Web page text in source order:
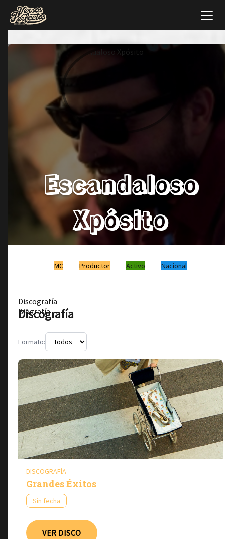
Escandaloso
Xpósito
MC Productor Activo Nacional
Discografía
Biografía
Discografía
Formato:
DISCOGRAFÍA
Grandes Éxitos
Sin fecha
VER DISCO